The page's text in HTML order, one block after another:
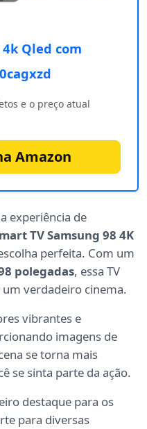
Qled com
e o preço atual
Amazon
experiência de
TV Samsung 98 4K
perfeita. Com um
polegadas, essa TV
verdadeiro cinema.
vibrantes e
imagens de
se torna mais
se sinta parte da ação.
destaque para os
para diversas